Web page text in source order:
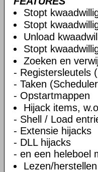
Stopt
Stopt
Unload
Stopt
Zoeken en
- Registersleutels
- Taken
- Opstartmappen
Hijack items,
- Shell / Load
- Extensie hijacks
- DLL hijacks
- en een heleboel
Lezen/